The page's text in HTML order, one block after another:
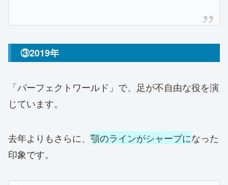
③2019年
「パーフェクトワールド」で、足が不自由な役を演
じています。
去年よりもさらに、 顎のラインがシャープになった
印象です。